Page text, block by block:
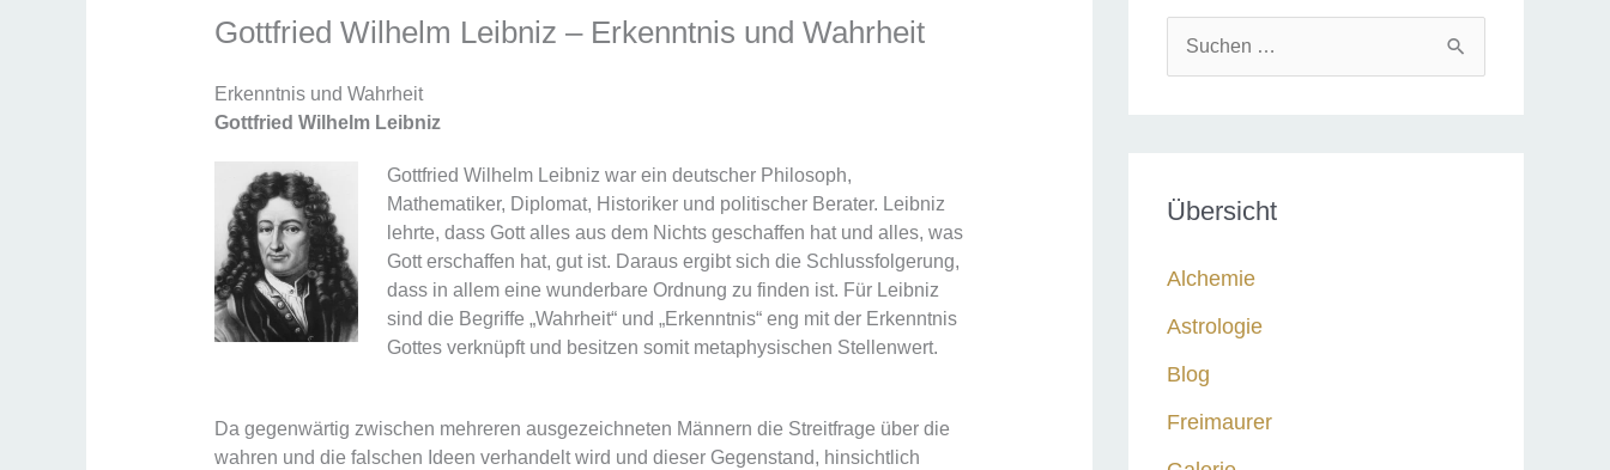
Gottfried Wilhelm Leibniz – Erkenntnis und Wahrheit
Erkenntnis und Wahrheit
Gottfried Wilhelm Leibniz
Gottfried Wilhelm Leibniz war ein deutscher Philosoph,
Mathematiker, Diplomat, Historiker und politischer Berater. Leibniz
lehrte, dass Gott alles aus dem Nichts geschaffen hat und alles, was
Gott erschaffen hat, gut ist. Daraus ergibt sich die Schlussfolgerung,
dass in allem eine wunderbare Ordnung zu finden ist. Für Leibniz
sind die Begriffe „Wahrheit“ und „Erkenntnis“ eng mit der Erkenntnis
Gottes verknüpft und besitzen somit metaphysischen Stellenwert.
Da gegenwärtig zwischen mehreren ausgezeichneten Männern die Streitfrage über die
wahren und die falschen Ideen verhandelt wird und dieser Gegenstand, hinsichtlich
u
n
c
h
:
Übersicht
Alchemie
Astrologie
Blog
Freimaurer